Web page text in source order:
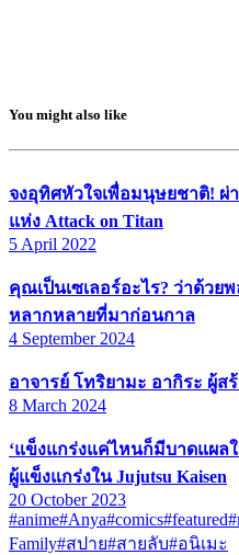
You might also like
จงอุทิศหัวใจเพื่อมนุษยชาติ! ผ่
แห่ง Attack on Titan
5 April 2022
คุณเป็นเซเลอร์อะไร? ว่าด้วย
หลากหลายที่มาก่อนกาล
4 September 2024
อาจารย์ โทริยามะ อากิระ ผู้ส
8 March 2024
‘แข็งแกร่งแค่ไหนก็มีบาดแผล
ผู้แข็งแกร่งใน Jujutsu Kaisen
20 October 2023
#anime#Anya#comics#featured
Family#สปาย#สายลับ#อนิเมะ